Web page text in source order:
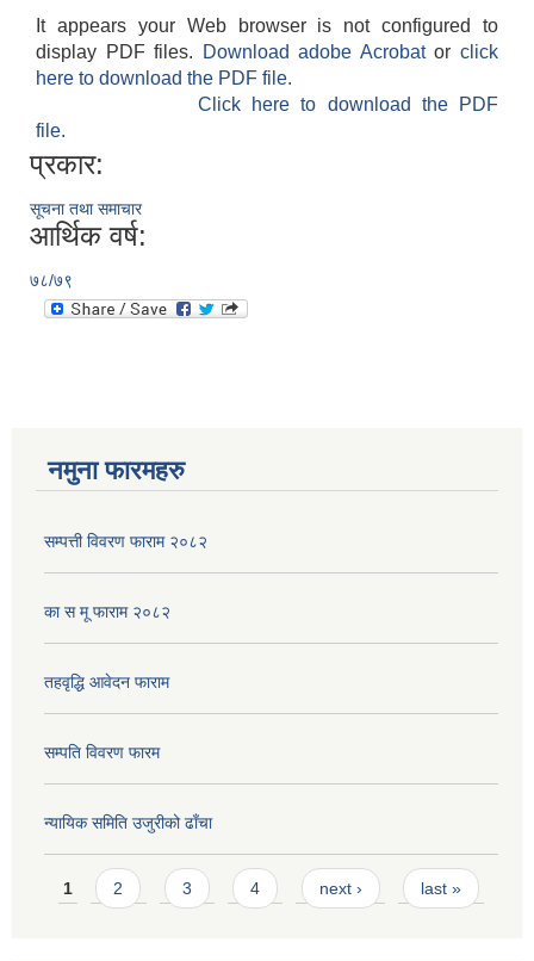
It appears your Web browser is not configured to
display PDF files.
Download adobe Acrobatorclick
here to download the PDF file.
Click here to download the PDF
file.
प्रकार:
सूचना तथा समाचार
आर्थिक वर्ष:
७८/७९
नमुना फारमहरु
सम्पत्ती विवरण फाराम २०८२
का स मू फाराम २०८२
तहवृद्धि आवेदन फाराम
सम्पति विवरण फारम
न्यायिक समिति उजुरीको ढाँचा
Pages
1 2 3 4 next › last »